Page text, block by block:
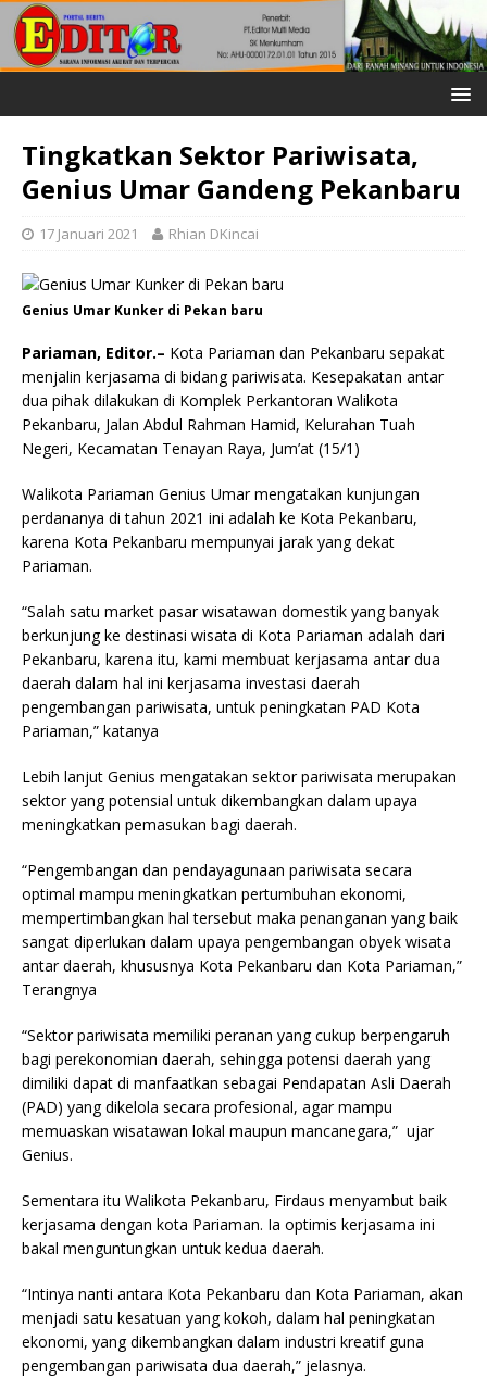
Tingkatkan Sektor Pariwisata,
Genius Umar Gandeng Pekanbaru
17 Januari 2021 Rhian DKincai
Genius Umar Kunker di Pekan baru
Pariaman, Editor.– Kota Pariaman dan Pekanbaru sepakat
menjalin kerjasama di bidang pariwisata. Kesepakatan antar
dua pihak dilakukan di Komplek Perkantoran Walikota
Pekanbaru, Jalan Abdul Rahman Hamid, Kelurahan Tuah
Negeri, Kecamatan Tenayan Raya, Jum’at (15/1)
Walikota Pariaman Genius Umar mengatakan kunjungan
perdananya di tahun 2021 ini adalah ke Kota Pekanbaru,
karena Kota Pekanbaru mempunyai jarak yang dekat
Pariaman.
“Salah satu market pasar wisatawan domestik yang banyak
berkunjung ke destinasi wisata di Kota Pariaman adalah dari
Pekanbaru, karena itu, kami membuat kerjasama antar dua
daerah dalam hal ini kerjasama investasi daerah
pengembangan pariwisata, untuk peningkatan PAD Kota
Pariaman,” katanya
Lebih lanjut Genius mengatakan sektor pariwisata merupakan
sektor yang potensial untuk dikembangkan dalam upaya
meningkatkan pemasukan bagi daerah.
“Pengembangan dan pendayagunaan pariwisata secara
optimal mampu meningkatkan pertumbuhan ekonomi,
mempertimbangkan hal tersebut maka penanganan yang baik
sangat diperlukan dalam upaya pengembangan obyek wisata
antar daerah, khususnya Kota Pekanbaru dan Kota Pariaman,”
Terangnya
“Sektor pariwisata memiliki peranan yang cukup berpengaruh
bagi perekonomian daerah, sehingga potensi daerah yang
dimiliki dapat di manfaatkan sebagai Pendapatan Asli Daerah
(PAD) yang dikelola secara profesional, agar mampu
memuaskan wisatawan lokal maupun mancanegara,” ujar
Genius.
Sementara itu Walikota Pekanbaru, Firdaus menyambut baik
kerjasama dengan kota Pariaman. Ia optimis kerjasama ini
bakal menguntungkan untuk kedua daerah.
“Intinya nanti antara Kota Pekanbaru dan Kota Pariaman, akan
menjadi satu kesatuan yang kokoh, dalam hal peningkatan
ekonomi, yang dikembangkan dalam industri kreatif guna
pengembangan pariwisata dua daerah,” jelasnya.